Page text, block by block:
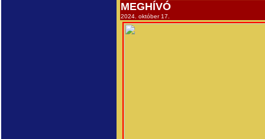
MEGHÍVÓ
2024. október 17.